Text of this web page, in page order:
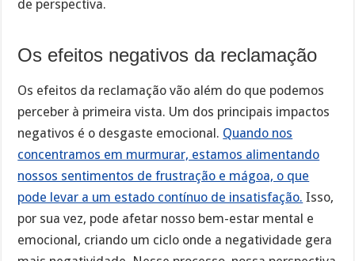
de perspectiva.
Os efeitos negativos da reclamação
Os efeitos da reclamação vão além do que podemos
perceber à primeira vista. Um dos principais impactos
negativos é o desgaste emocional. Quando nos
concentramos em murmurar, estamos alimentando
nossos sentimentos de frustração e mágoa, o que
pode levar a um estado contínuo de insatisfação. Isso,
por sua vez, pode afetar nosso bem-estar mental e
emocional, criando um ciclo onde a negatividade gera